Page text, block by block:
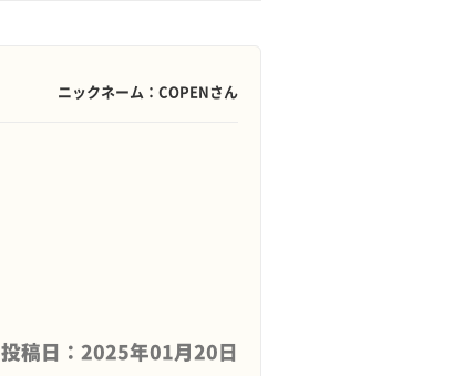
ニックネーム：COPENさん
投稿日：2025年01月20日